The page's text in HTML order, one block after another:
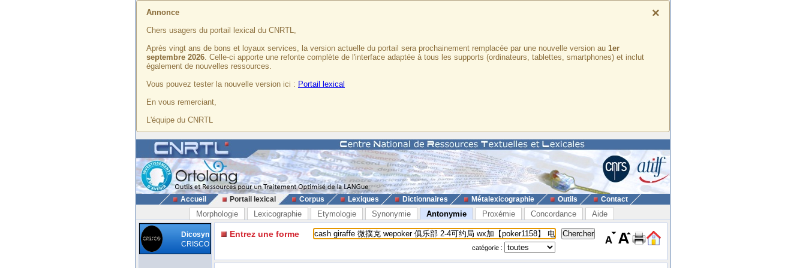
×
Annonce
Chers usagers du portail lexical du CNRTL,
Après vingt ans de bons et loyaux services, la version actuelle du portail sera prochainement remplacée par une nouvelle version au 1er
septembre 2026. Celle-ci apporte une refonte complète de l'interface adaptée à tous les supports (ordinateurs, tablettes, smartphones) et inclut
également de nouvelles ressources.
Vous pouvez tester la nouvelle version ici : Portail lexical
En vous remerciant,
L'équipe du CNRTL
Accueil Portail lexical Corpus Lexiques Dictionnaires Métalexicographie Outils Contact
Morphologie Lexicographie Etymologie Synonymie Antonymie Proxémie Concordance Aide
Dicosyn
CRISCO
Entrez une forme
catégorie :